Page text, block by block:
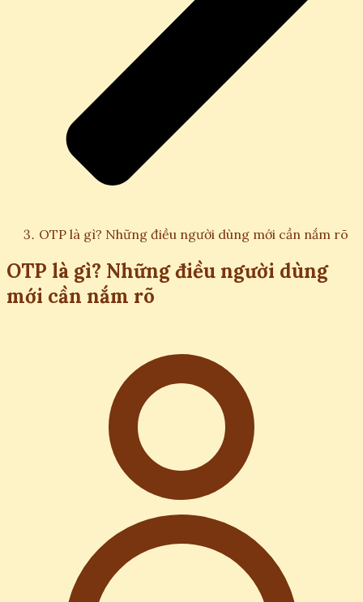
OTP là gì? Những điều người dùng mới cần nắm rõ
OTP là gì? Những điều người dùng
mới cần nắm rõ